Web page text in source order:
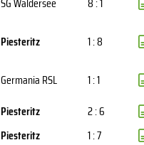
Piesteritz
1 : 8
Germania RSL
1 : 1
Piesteritz
2 : 6
Piesteritz
1 : 7